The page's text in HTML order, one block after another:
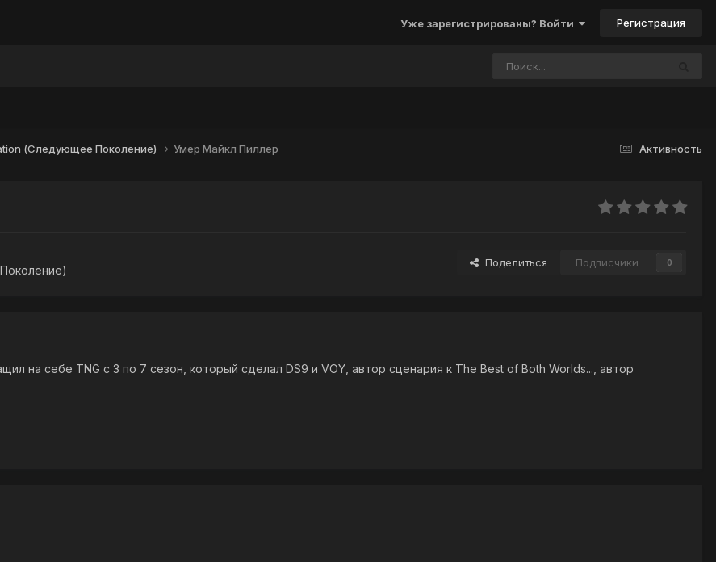
Уже зарегистрированы? Войти Регистрация
Активность
(Следующее Поколение) Умер Майкл Пиллер
Поделиться Подписчики 0
на себе TNG с 3 по 7 сезон, который сделал DS9 и VOY, автор сценария к The Best of Both Worlds..., автор